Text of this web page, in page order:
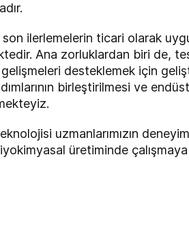
ilerlemelerin ticari olarak
Ana zorluklardan biri de,
desteklemek için
birleştirilmesi ve
uzmanlarımızın
üretiminde